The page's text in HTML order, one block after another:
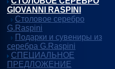
GIOVANNI RASPINI
Столовое серебро
G.Raspini
Подарки и сувениры из
серебра G.Raspini
СПЕЦИАЛЬНОЕ
ПРЕДЛОЖЕНИЕ